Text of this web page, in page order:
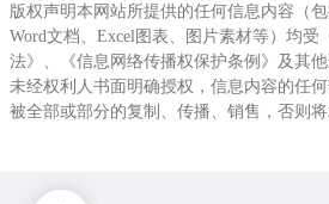
版权声明本网站所提供的任何信息内容（包
Word文档、Excel图表、图片素材等）均受
法》、《信息网络传播权保护条例》及其
未经权利人书面明确授权，信息内容的任
被全部或部分的复制、传播、销售，否则将